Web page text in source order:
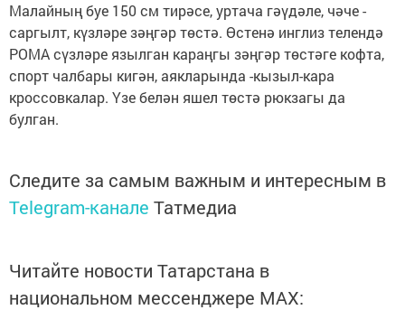
Малайның буе 150 см тирәсе, уртача гәүдәле, чәче -
саргылт, күзләре зәңгәр төстә. Өстенә инглиз телендә
РОМА сүзләре язылган караңгы зәңгәр төстәге кофта,
спорт чалбары кигән, аякларында -кызыл-кара
кроссовкалар. Үзе белән яшел төстә рюкзагы да
булган.
Следите за самым важным и интересным в
Telegram-канале Татмедиа
Читайте новости Татарстана в
национальном мессенджере MАХ: